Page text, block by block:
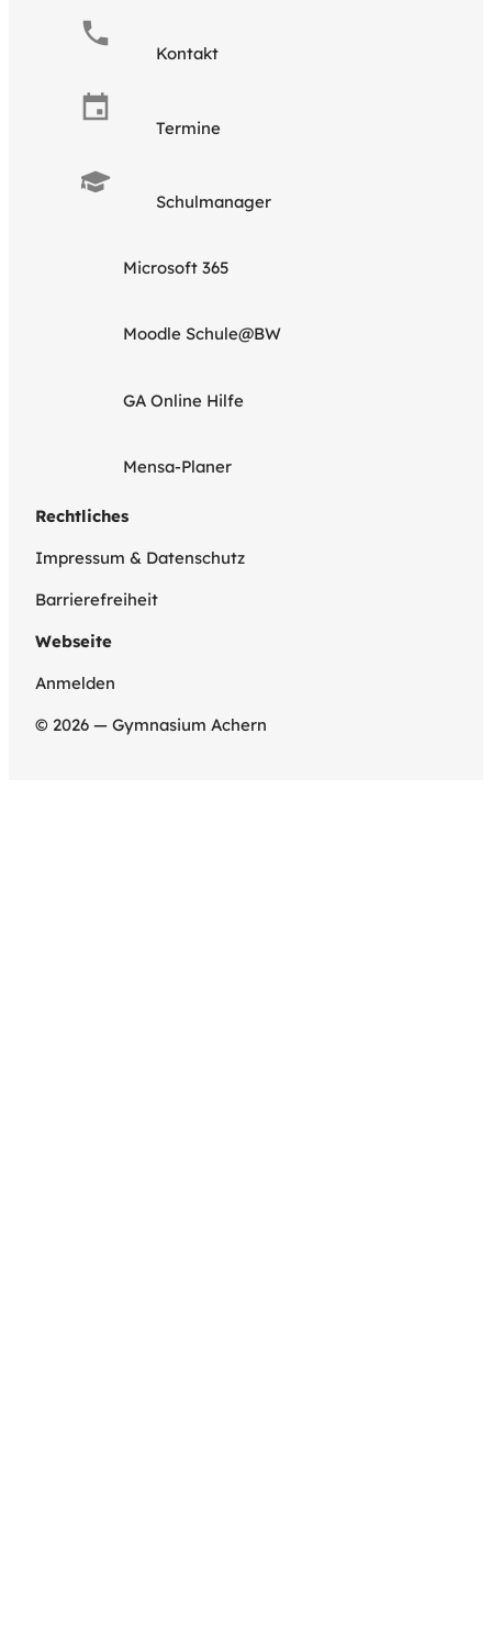
Kontakt
Termine
Schulmanager
Microsoft 365
Moodle Schule@BW
GA Online Hilfe
Mensa-Planer
Rechtliches
Impressum & Datenschutz
Barrierefreiheit
Webseite
Anmelden
© 2026 — Gymnasium Achern